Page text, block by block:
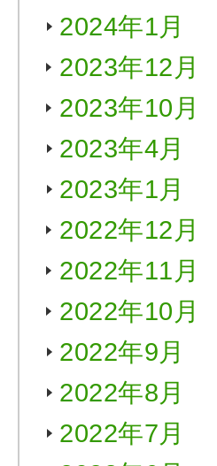
2024年1月
2023年12月
2023年10月
2023年4月
2023年1月
2022年12月
2022年11月
2022年10月
2022年9月
2022年8月
2022年7月